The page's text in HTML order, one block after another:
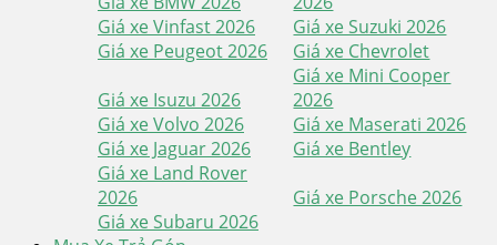
Giá xe Vinfast 2026
Giá xe Suzuki 2026
Giá xe Peugeot 2026
Giá xe Chevrolet
Giá xe Isuzu 2026
Giá xe Mini Cooper
2026
Giá xe Volvo 2026
Giá xe Maserati 2026
Giá xe Jaguar 2026
Giá xe Bentley
Giá xe Land Rover
2026
Giá xe Porsche 2026
Giá xe Subaru 2026